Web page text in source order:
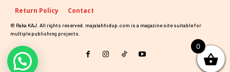
Return Policy Contact
© Raka KAJ. All rights reserved. majalahhidup.com is a magazine site suitable for
multiple publishing projects.
0